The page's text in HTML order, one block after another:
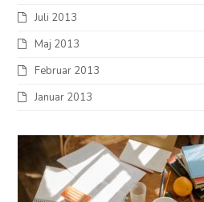
Juli 2013
Maj 2013
Februar 2013
Januar 2013